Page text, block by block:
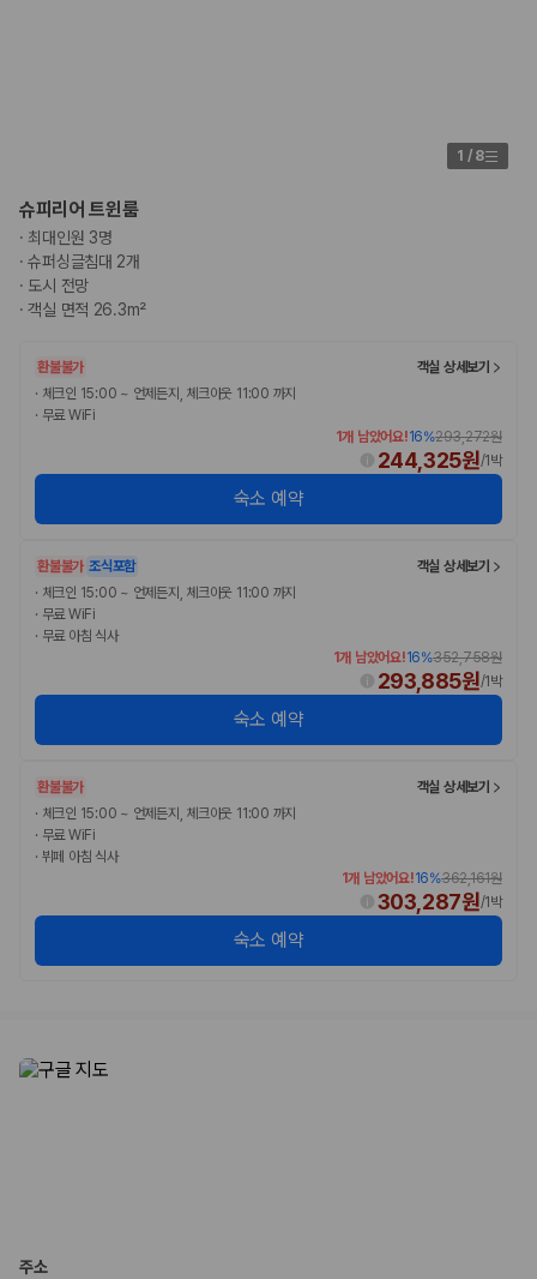
1 / 8
슈피리어 트윈룸
· 최대인원 3명
·슈퍼싱글침대 2개
· 도시 전망
·객실 면적 26.3m²
환불불가
객실 상세보기
· 체크인 15:00 ~ 언제든지, 체크아웃 11:00 까지
· 무료 WiFi
1개 남았어요!16%293,272원
244,325원/1박
숙소 예약
환불불가 조식포함
객실 상세보기
· 체크인 15:00 ~ 언제든지, 체크아웃 11:00 까지
· 무료 WiFi
· 무료 아침 식사
1개 남았어요!16%352,758원
293,885원/1박
숙소 예약
환불불가
객실 상세보기
· 체크인 15:00 ~ 언제든지, 체크아웃 11:00 까지
· 무료 WiFi
· 뷔페 아침 식사
1개 남았어요!16%362,161원
303,287원/1박
숙소 예약
주소